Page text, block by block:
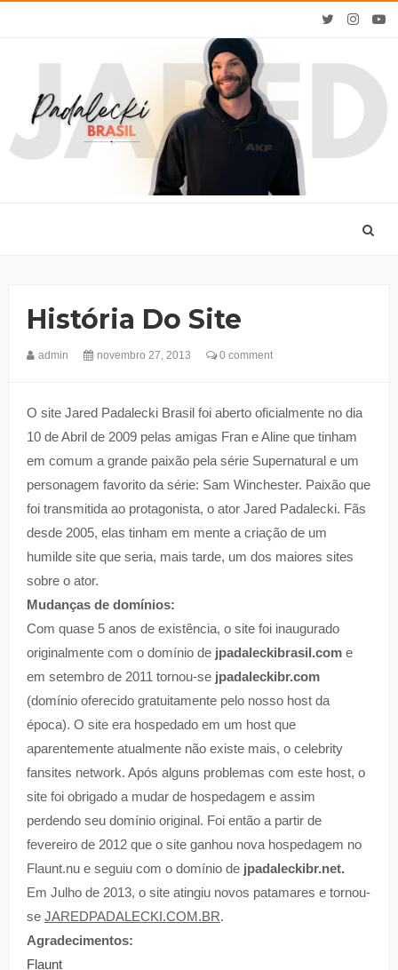
História Do Site
admin novembro 27, 2013 0 comment
O site Jared Padalecki Brasil foi aberto oficialmente no dia
10 de Abril de 2009 pelas amigas Fran e Aline que tinham
em comum a grande paixão pela série Supernatural e um
personagem favorito da série: Sam Winchester. Paixão que
foi transmitida ao protagonista, o ator Jared Padalecki. Fãs
desde 2005, elas tinham em mente a criação de um
humilde site que seria, mais tarde, um dos maiores sites
sobre o ator.
Mudanças de domínios:
Com quase 5 anos de existência, o site foi inaugurado
originalmente com o domínio de jpadaleckibrasil.come
em setembro de 2011 tornou-sejpadaleckibr.com
(domínio oferecido gratuitamente pelo nosso host da
época). O site era hospedado em um host que
aparentemente atualmente não existe mais, o celebrity
fansites network. Após alguns problemas com este host, o
site foi obrigado a mudar de hospedagem e assim
perdendo seu domínio original. Foi então a partir de
fevereiro de 2012 que o site ganhou nova hospedagem no
Flaunt.nu e seguiu com o domínio de jpadaleckibr.net.
Em Julho de 2013, o site atingiu novos patamares e tornou-
se JAREDPADALECKI.COM.BR.
Agradecimentos:
Flaunt